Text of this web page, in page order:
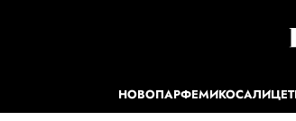
НОВОПАРФЕМИКОСАЛИЦЕ